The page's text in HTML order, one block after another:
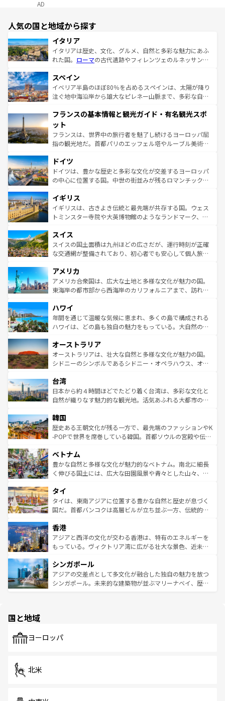
AD
人気の国と地域から探す
イタリア
イタリアは歴史、文化、グルメ、自然と多彩な魅力にあふ
れた国。 ローマの古代遺跡やフィレンツェのルネッサンス
ろん、トスカーナの美しい田園風景やアマルフィ海岸の絶
景など、自然景観も見逃せない。観光の合間には、本場の
ピザやパスタなど、絶品のイタリア料理を堪能することも
ませてくれるイタリアで、忘れられない旅をしてみよう！
なお、新着のイタリア情報は
しい。
スペイン
イベリア半島のほぼ80％を占めるスペインは、太陽が降り
注ぐ地中海沿岸から雄大なピレネー山脈まで、多彩な自然
文化が根付くこの国では、情熱的なフラメンコ、熱気あふ
れる闘牛、そして美味しいタパスが生活の一部となってい
る。首都マドリードの洗練された雰囲気や、バルセロナの
アートに溢れた街角から、地方では古代ローマ遺跡や中世
せる。地方によって風土や気候が異なるスペインはその個
性で訪れる人を魅了する。 なお、新着のスペイン情報は コ
ンテンツ一覧を参照してほしい。
フランスの基本情報と観光ガイド・有名観光スポ
ット
フランスは、世界中の旅行者を魅了し続けるヨーロッパ屈
指の観光地だ。首都パリのエッフェル塔やルーブル美術館
で、幅広い魅力が詰まっている。華麗な宮殿、歴史的な大
聖堂、美しいビーチ、そして豊かな自然が、訪れる者を心
から魅了する。また、フランスは美食の国としても知ら
いる。シャンパンの発祥地であるランス、プロヴァンスの
香り高いラベンダー畑など、多彩な楽しみ方が可能だ。さ
らに、パリ以外の地域にも魅力が溢れており、どの街角に
れる地方に足を運ぶとそれぞれで全く異なる文化を体験で
きるだろう。 なお、新着のフランス情報はコンテンツ一覧
を参照してほしい。
ドイツ
ドイツは、豊かな歴史と多彩な文化が交差するヨーロッパ
の中心に位置する国。中世の街並みが残るロマンチック街
顔を持つこの国は、どこを歩いても飽きることがない。ベ
ルリンの文化的活気、バイエルン州のアルプスの絶景、そ
してライン川沿いのワイン畑といった風景は必見。ビール
は、お酒好きな人にはぜひ体験してほしい。 なお、新着の
ドイツ情報はコンテンツ一覧を参照してほしい。
イギリス
イギリスは、古きよき伝統と最先端が共存する国。ウェス
トミンスター寺院や大英博物館のようなランドマーク、歴
リアごとに異なる魅力がある。また、優雅なアフタヌーン
ティー、ビール好きにはたまらない英国パブ、サッカー観
戦など、本場だからこそできる体験も豊富。イギリスを旅
ンツ一覧を参照してほしい。
スイス
スイスの国土面積は九州ほどの広さだが、運行時刻が正確
な交通網が整備されており、初心者でも安心して個人旅行
の建物がそのまま残る町や、スイスならではのユニークな
博物館もあり、アルプス観光だけでなく町歩きも満喫する
ことができる。国民の所得が高いため物価も高いが、旅行
ば市内交通費無料で観光を楽しむこともできる。 なお、新
着のスイス情報はコンテンツ一覧 を参照してほしい。
アメリカ
アメリカ合衆国は、広大な土地と多様な文化が魅力の国。
東海岸の都市部から西海岸のカリフォルニアまで、訪れる
のような巨大都市は、観光、ショッピング、エンターテイ
ンメントが詰まった刺激的なスポットだ。一方、アメリカ
西部には大自然が広がり、グランドキャニオンやイエロー
部のニューオーリンズでは、音楽と美食が融合した独特の
文化が魅力。旅行者はアメリカの各地域で異なる魅力を楽
しみながら、その多様性と豊かな歴史を感じることができ
ならではの贅沢な旅のスタイルだ。 なお、新着のアメリカ
情報はコンテンツ一覧を参照してほしい。
ハワイ
年間を通じて温暖な気候に恵まれ、多くの島で構成される
ハワイは、どの島も独自の魅力をもっている。大自然の神
ワイ島は見逃せない。また、定番の観光地といえばオアフ
島だが、静かな自然を求めるならマウイ島やカウアイ島が
おすすめ。エメラルドグリーンに輝く海をはじめ、豊かな
れるおもてなしの心で訪れる人々を迎えてくれるハワイの
人々、おいしいローカルフードやハワイアンミュージッ
ク、伝統的なフラダンスなど、すべてがハワイの魅力を彩
ワイを、存分に味わってほしい。 なお、新着のハワイ情報
はコンテンツ一覧を参照してほしい。
オーストラリア
オーストラリアは、壮大な自然と多様な文化が魅力の国。
シドニーのシンボルであるシドニー・オペラハウス、オー
リアリーフや大陸中央部にそびえるウルル（エアーズロッ
ク）、タスマニアの美しい原生林やケアンズの熱帯雨林な
ど、見どころがたくさん。また、カフェやワイン、オージ
いる。アクティビティも充実しており、サーフィンやダイ
ビング、ハイキングなど、アウトドア好きにはたまらな
い。オーストラリアの多彩な魅力を存分に味わいつくそ
参照してほしい。
台湾
日本から約４時間ほどでたどり着く台湾は、多彩な文化と
自然が織りなす魅力的な観光地。活気あふれる大都市の台
ン）、静ひつな山岳地帯である台湾東部など、都市の喧騒
と山間の静けさが共存しており、訪れる人に新しい発見と
驚きをもたらしてくれる。また、奥深い台湾の食文化も魅
容にもいいと評判のスイーツなど、バラエティ豊かな料理
が味わえる。 なお、新着の台湾情報は コンテンツ一覧を参
照してほしい。
韓国
歴史ある王朝文化が残る一方で、最先端のファッションやK
-POPで世界を席巻している韓国。首都ソウルの宮殿や伝統
き、地方に足を延ばせば四季折々の自然美を楽しむことが
できる。そして、キムチや焼肉、絶品のストリートフード
まで、さまざまな韓国料理が待っている。夜には、韓国な
リティに包まれながら、韓国の多彩な魅力を心ゆくまで味
わってみてほしい。 なお、新着の韓国情報はコンテンツ一
覧を参照してほしい。
ベトナム
豊かな自然と多様な文化が魅力的なベトナム。南北に細長
く伸びる国土には、広大な田園風景や青々とした山々、世
急速な発展と共に伝統が息づく。ハノイの古い町並みやホ
ーチミン市のフランス統治時代の建物も、独特の雰囲気を
醸し出している。また、バラエティの豊かさとおいしさで
とつ。フォーやバインミー、ベトナムコーヒーなどは、ぜ
ひ現地で味わいたい。どの地域を訪れてもあたたかい人々
が旅行者を迎えてくれるので、きっと忘れられない旅にな
参照してほしい。
タイ
タイは、東南アジアに位置する豊かな自然と歴史が息づく
国だ。首都バンコクは高層ビルが立ち並ぶ一方、伝統的な
の活気が交差している。北部ではチェンマイなどの山岳地
帯で自然と触れ合い、南部ではプーケットやクラビの美し
いビーチでリゾート気分を楽しむことができる。タイ料理
激する。気候は一年中温暖で、どの季節にも異なる楽しみ
が待っている。親しみやすいタイの人々、仏教を中心とし
た文化、そして多様な観光資源が、訪れる旅人を魅了し続
香港
アジアと西洋の文化が交わる香港は、特有のエネルギーを
もっている。ヴィクトリア湾に広がる壮大な景色、近未来
み、どこを訪れても感動するはず。観光スポットが密集し
ており、効率よく見どころを回れるのも魅力。息をのむよ
うな絶景から文化的な体験まで、香港を存分に楽しみ尽く
シンガポール
アジアの交差点として多文化が融合した独自の魅力を放つ
シンガポール。未来的な建築物が並ぶマリーナベイ、歴史
で、ホーカーズは地元の風情を楽しめる外せないスポット
国と地域
ヨーロッパ
北米